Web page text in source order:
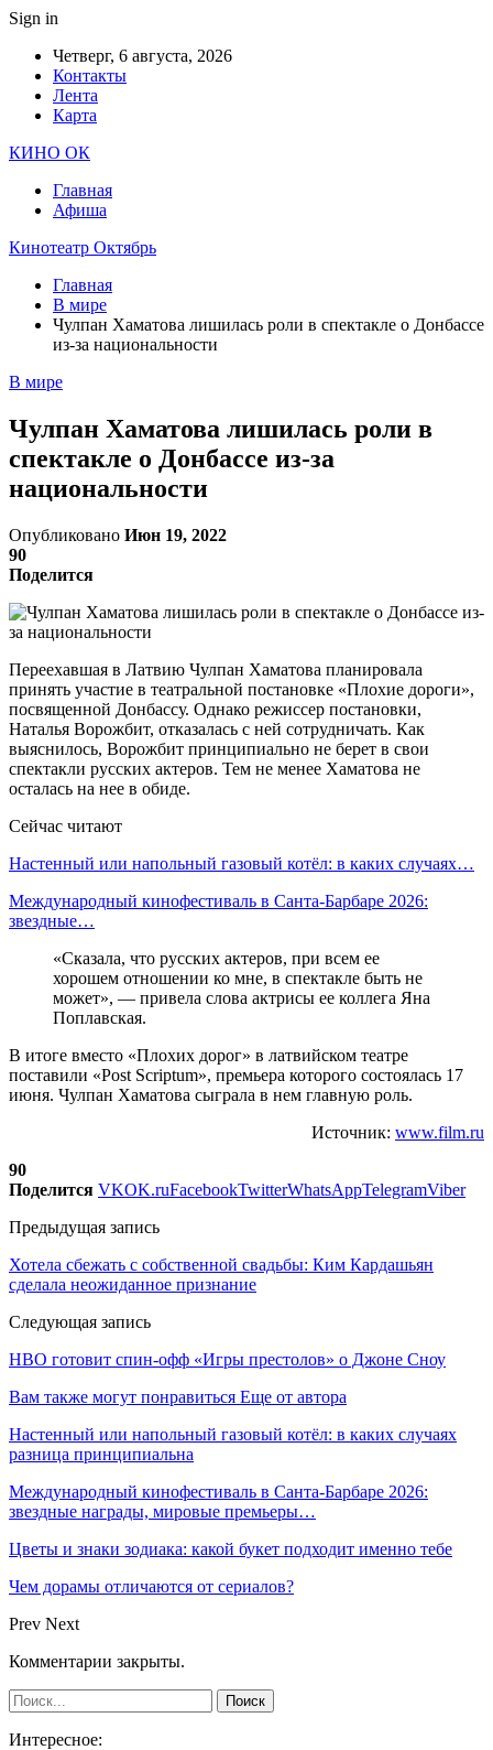
Sign in
Четверг, 6 августа, 2026
Контакты
Лента
Карта
КИНО ОК
Главная
Афиша
Кинотеатр Октябрь
Главная
В мире
Чулпан Хаматова лишилась роли в спектакле о Донбассе
из-за национальности
В мире
Чулпан Хаматова лишилась роли в
спектакле о Донбассе из-за
национальности
Опубликовано Июн 19, 2022
90
Поделится
Переехавшая в Латвию Чулпан Хаматова планировала
принять участие в театральной постановке «Плохие дороги»,
посвященной Донбассу. Однако режиссер постановки,
Наталья Ворожбит, отказалась с ней сотрудничать. Как
выяснилось, Ворожбит принципиально не берет в свои
спектакли русских актеров. Тем не менее Хаматова не
осталась на нее в обиде.
Сейчас читают
Настенный или напольный газовый котёл: в каких случаях…
Международный кинофестиваль в Санта-Барбаре 2026:
звездные…
«Сказала, что русских актеров, при всем ее
хорошем отношении ко мне, в спектакле быть не
может», — привела слова актрисы ее коллега Яна
Поплавская.
В итоге вместо «Плохих дорог» в латвийском театре
поставили «Post Scriptum», премьера которого состоялась 17
июня. Чулпан Хаматова сыграла в нем главную роль.
Источник: www.film.ru
90
Поделится VKOK.ruFacebookTwitterWhatsAppTelegramViber
Предыдущая запись
Хотела сбежать с собственной свадьбы: Ким Кардашьян
сделала неожиданное признание
Следующая запись
HBO готовит спин-офф «Игры престолов» о Джоне Сноу
Вам также могут понравиться Еще от автора
Настенный или напольный газовый котёл: в каких случаях
разница принципиальна
Международный кинофестиваль в Санта-Барбаре 2026:
звездные награды, мировые премьеры…
Цветы и знаки зодиака: какой букет подходит именно тебе
Чем дорамы отличаются от сериалов?
Prev Next
Комментарии закрыты.
Интересное: